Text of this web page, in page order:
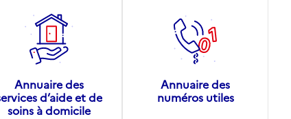
Annuaire des
d’aide et de
soins à domicile
Annuaire des
numéros utiles